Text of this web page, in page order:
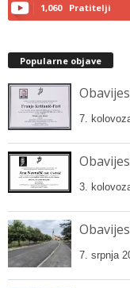
1,060 Pratitelji
Popularne objave
7.
3.
7. srpnja